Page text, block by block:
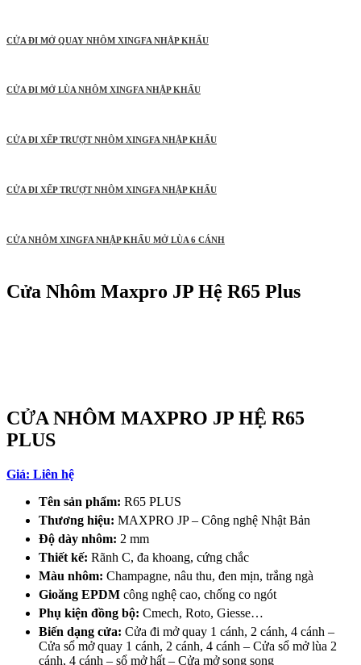
CỬA ĐI MỞ QUAY NHÔM XINGFA NHẬP KHẨU
CỬA ĐI MỞ LÙA NHÔM XINGFA NHẬP KHẨU
CỬA ĐI XẾP TRƯỢT NHÔM XINGFA NHẬP KHẨU
CỬA ĐI XẾP TRƯỢT NHÔM XINGFA NHẬP KHẨU
CỬA NHÔM XINGFA NHẬP KHẨU MỞ LÙA 6 CÁNH
Cửa Nhôm Maxpro JP Hệ R65 Plus
CỬA NHÔM MAXPRO JP HỆ R65
PLUS
Giá: Liên hệ
Tên sản phẩm: R65 PLUS
Thương hiệu: MAXPRO JP – Công nghệ Nhật Bản
Độ dày nhôm: 2 mm
Thiết kế: Rãnh C, đa khoang, cứng chắc
Màu nhôm: Champagne, nâu thu, đen mịn, trắng ngà
Gioăng EPDM công nghệ cao, chống co ngót
Phụ kiện đồng bộ: Cmech, Roto, Giesse…
Biến dạng cửa: Cửa đi mở quay 1 cánh, 2 cánh, 4 cánh –
Cửa sổ mở quay 1 cánh, 2 cánh, 4 cánh – Cửa sổ mở lùa 2
cánh, 4 cánh – sổ mở hất – Cửa mở song song